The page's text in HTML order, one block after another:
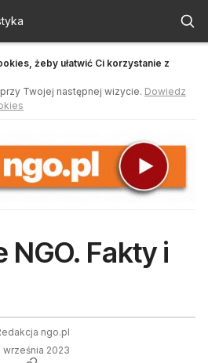
żeby ułatwić Ci korzystanie z
Twojej następnej wizycie. Dowiedz
NGO. Fakty i
ngo.pl
września 2023